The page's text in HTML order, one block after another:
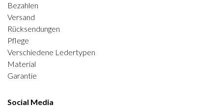
Bezahlen
Versand
Rücksendungen
Pflege
Verschiedene Ledertypen
Material
Garantie
Social Media